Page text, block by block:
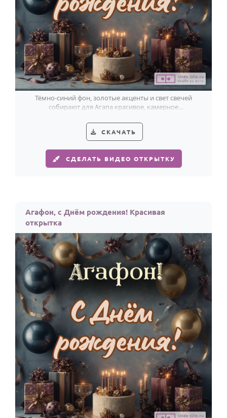
Тёмно-синий фон, золотые акценты и свет свечей
собирают для Агапа красивое, камерное
СКАЧАТЬ
СДЕЛАТЬ ВИДЕО ОТКРЫТКУ
Агафон, с Днём рождения! Красивая
открытка